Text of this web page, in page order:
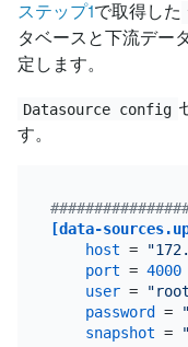
ステップ1で取得した
タベースと下流デー
定します。
Datasource config
す。
[data-
host =
port = 4000
user =
password =
snapshot =